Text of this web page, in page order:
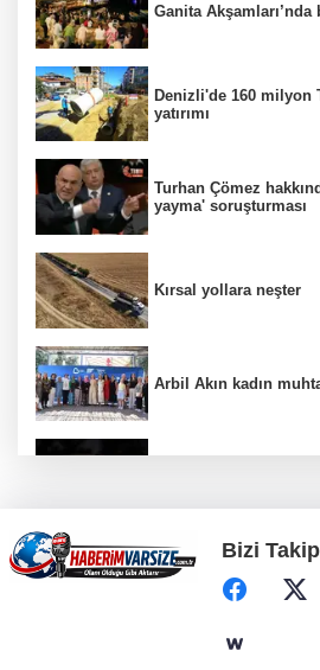
Ganita
Denizli'de 160 milyon
yatırımı
Turhan Çömez
yayma' soruşturması
Kırsal yollara neşter
Arbil Akın kadın
Akustik sahne yaz
Bursa Büyükşehir
Bizi